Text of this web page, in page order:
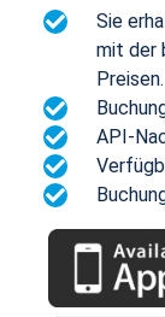
Sie
mit der
Preisen.
API-